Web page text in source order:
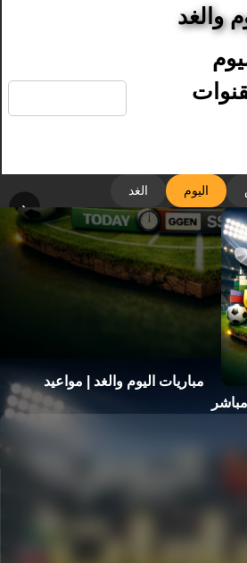
والغد
اليوم الغد
‹
مباريات اليوم والغد | مواعيد